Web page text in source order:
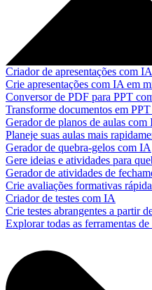
Criador de apresentações com IA
Crie apresentações com IA em
Conversor de PDF para PPT
Transforme documentos em
Gerador de planos de aulas com
Planeje suas aulas mais
Gerador de quebra-gelos com IA
Gere ideias e atividades para
Gerador de atividades de
Crie avaliações formativas
Criador de testes com IA
Crie testes abrangentes a partir
Explorar todas as ferramentas